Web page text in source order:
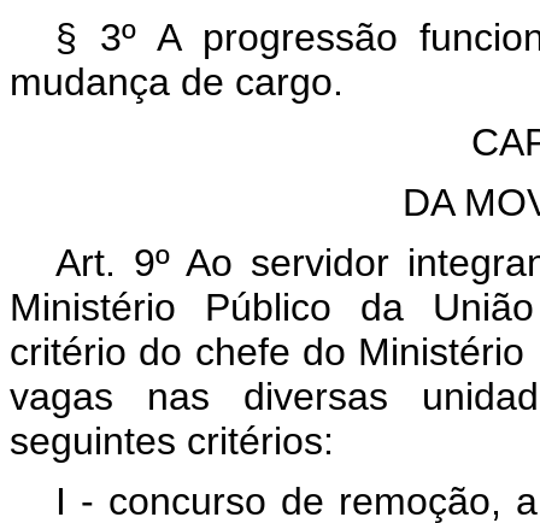
§ 3º A progressão
mudança de cargo.
DA
Art. 9º Ao servidor
Ministério Público da
critério do chefe do
vagas nas diversas
seguintes critérios:
I - concurso de remoção,